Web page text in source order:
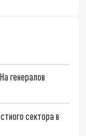
генералов
сектора в